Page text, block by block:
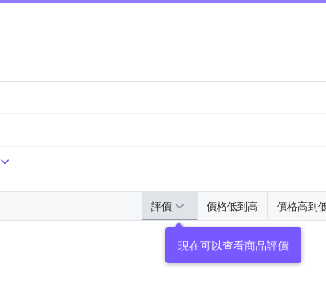
評價 價格低到高 價格高到
現在可以查看商品評價